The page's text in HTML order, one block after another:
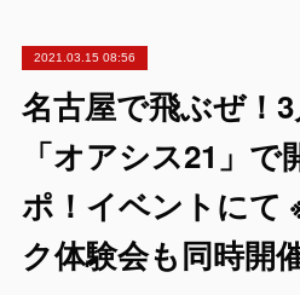
2021.03.15 08:56
名古屋で飛ぶぜ！
「オアシス21」で
ポ！イベントにて
ク体験会も同時開